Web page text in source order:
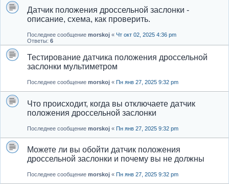
Датчик положения дроссельной заслонки -
описание, схема, как проверить.
Последнее сообщение morskoj « Чт окт 02, 2025 4:36 pm
Ответы: 6
Тестирование датчика положения дроссельной
заслонки мультиметром
Последнее сообщение morskoj « Пн янв 27, 2025 9:32 pm
Что происходит, когда вы отключаете датчик
положения дроссельной заслонки
Последнее сообщение morskoj « Пн янв 27, 2025 9:32 pm
Можете ли вы обойти датчик положения
дроссельной заслонки и почему вы не должны
Последнее сообщение morskoj « Пн янв 27, 2025 9:32 pm